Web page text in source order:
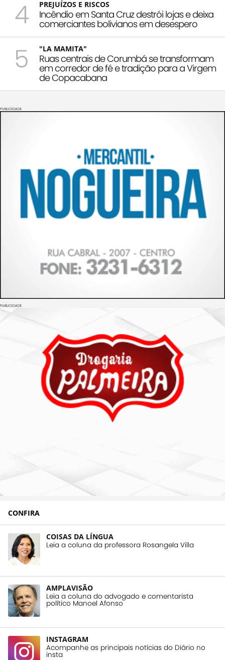
4 PREJUÍZOS E RISCOS
Incêndio em Santa Cruz destrói lojas e deixa
comerciantes bolivianos em desespero
5 "LA MAMITA"
Ruas centrais de Corumbá se transformam
em corredor de fé e tradição para a Virgem
de Copacabana
PUBLICIDADE
PUBLICIDADE
CONFIRA
COISAS DA LÍNGUA
Leia a coluna da professora Rosangela Villa
AMPLAVISÃO
Leia a coluna do advogado e comentarista
político Manoel Afonso
INSTAGRAM
Acompanhe as principais notícias do Diário no
insta